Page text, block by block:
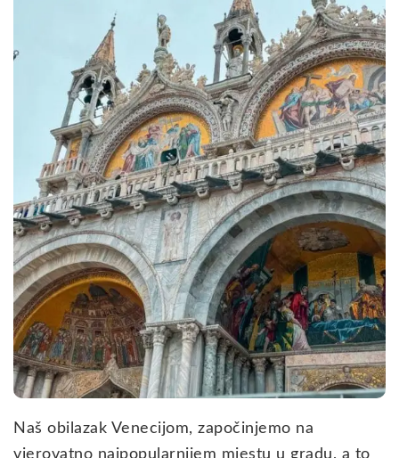
Naš obilazak Venecijom, započinjemo na
vjerovatno najpopularnijem mjestu u gradu, a to